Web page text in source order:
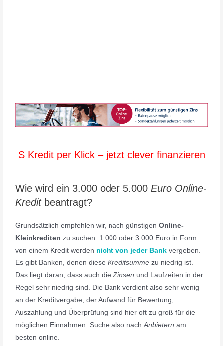
S Kredit per Klick – jetzt clever finanzieren
Wie wird ein 3.000 oder 5.000 Euro Online-
Kreditbeantragt?
Grundsätzlich empfehlen wir, nach günstigenOnline-
Kleinkrediten zu suchen. 1.000 oder 3.000 Euro in Form
von einem Kredit werden nicht von jeder Bank vergeben.
Es gibt Banken, denen dieseKreditsumme zu niedrig ist.
Das liegt daran, dass auch dieZinsen und Laufzeiten in der
Regel sehr niedrig sind. Die Bank verdient also sehr wenig
an der Kreditvergabe, der Aufwand für Bewertung,
Auszahlung und Überprüfung sind hier oft zu groß für die
möglichen Einnahmen. Suche also nachAnbietern am
besten online.